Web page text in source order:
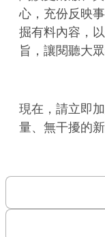
心，充份反映
掘有料內容，
旨，讓閱聽大
現在，請立即
量、無干擾的新